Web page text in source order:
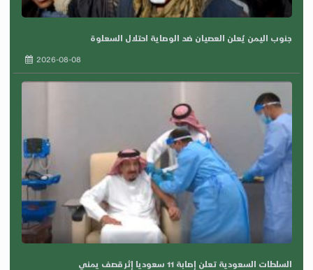
جنوب اليمن يُعلن العصيان ضد الوصاية احتلال السعلوة
2026-08-08
السلطات السعودية تعلن إصابة 11 سعوديا إثر قصف يمني